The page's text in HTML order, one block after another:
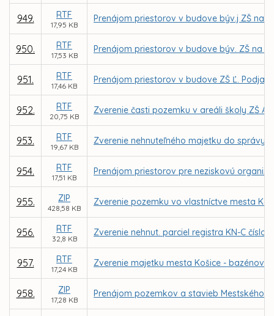
949. RTF
17,95 KB
Prenájom priestorov v budove býv.j ZŠ na
950. RTF
17,53 KB
Prenájom priestorov v budove býv. ZŠ na
951. RTF
17,46 KB
Prenájom priestorov v budove ZŠ Ľ.
952. RTF
20,75 KB
Zverenie časti pozemku v areáli školy ZŠ
953. RTF
19,67 KB
Zverenie nehnuteľného majetku do správy
954. RTF
17,51 KB
Prenájom priestorov pre neziskovú
955. ZIP
428,58 KB
Zverenie pozemku vo vlastníctve mesta
956. RTF
32,8 KB
Zverenie nehnut. parciel registra KN-C
957. RTF
17,24 KB
Zverenie majetku mesta Košice -
958. ZIP
17,28 KB
Prenájom pozemkov a stavieb Mestského